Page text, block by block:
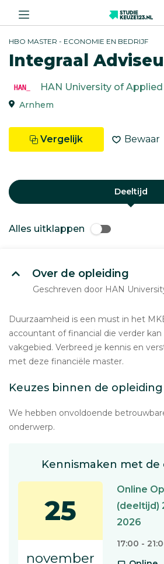
HBO MASTER - ECONOMIE EN BEDRIJF
Integraal
HAN University of Applied
Arnhem
Vergelijk Bewaar
Deeltijd
Alles uitklappen
Over de opleiding
Geschreven door HAN
Duurzaamheid is een must in het
accountant of financial die verder
vakgebied. Verbreed je kennis en
met deze financiële master.
Keuzes binnen de opleiding
We hebben onvoldoende
onderwerp.
Kennismaken met de
25
november
Online
(deeltijd)
2026
17:00 -